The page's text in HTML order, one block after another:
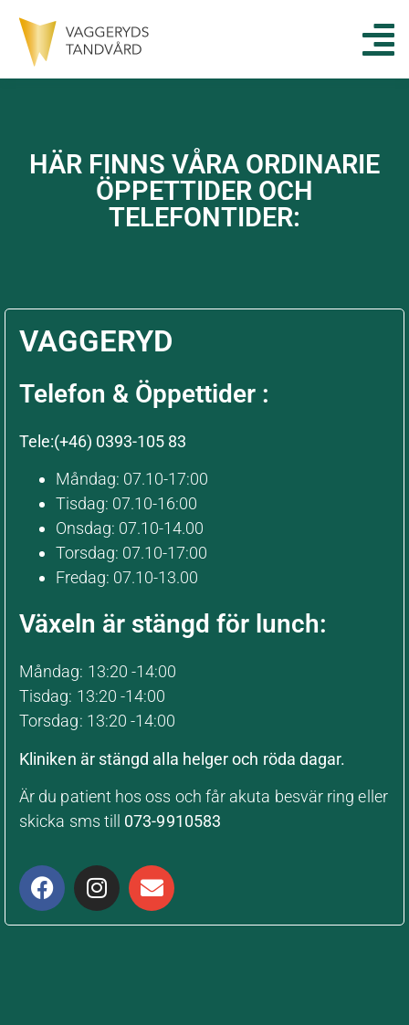
HÄR FINNS VÅRA ORDINARIE
ÖPPETTIDER OCH
TELEFONTIDER:
VAGGERYD
Telefon & Öppettider :
Tele:(+46) 0393-105 83
Måndag: 07.10-17:00
Tisdag: 07.10-16:00
Onsdag: 07.10-14.00
Torsdag: 07.10-17:00
Fredag: 07.10-13.00
Växeln är stängd för lunch:
Måndag: 13:20 -14:00
Tisdag: 13:20 -14:00
Torsdag: 13:20 -14:00
Kliniken är stängd alla helger och röda dagar.
Är du patient hos oss och får akuta besvär ring eller
skicka sms till 073-9910583